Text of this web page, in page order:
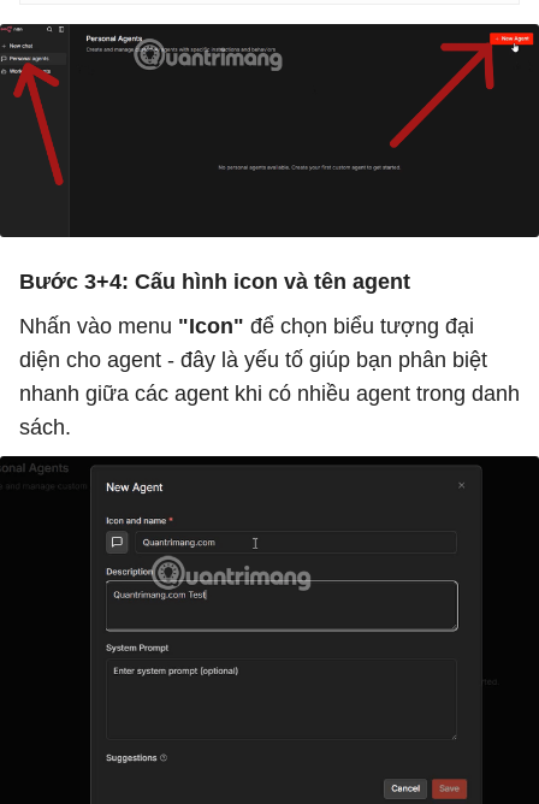
Bước 3+4: Cấu hình icon và tên agent
Nhấn vào menu "Icon" để chọn biểu tượng đại
diện cho agent - đây là yếu tố giúp bạn phân biệt
nhanh giữa các agent khi có nhiều agent trong danh
sách.